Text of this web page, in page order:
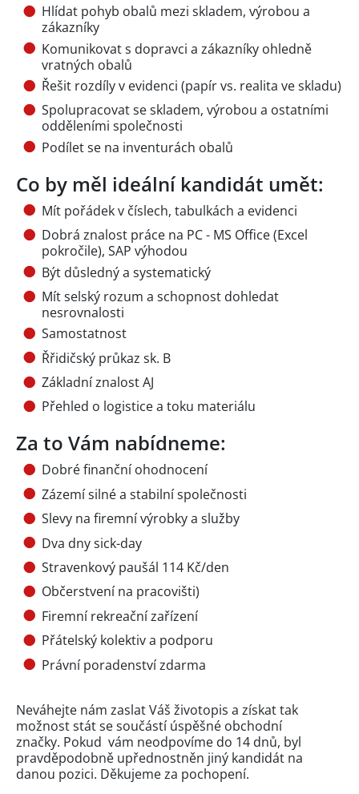
Hlídat pohyb obalů mezi skladem, výrobou a
zákazníky
Komunikovat s dopravci a zákazníky ohledně
vratných obalů
Řešit rozdíly v evidenci (papír vs. realita ve skladu)
Spolupracovat se skladem, výrobou a ostatními
odděleními společnosti
Podílet se na inventurách obalů
Co by měl ideální kandidát umět:
Mít pořádek v číslech, tabulkách a evidenci
Dobrá znalost práce na PC - MS Office (Excel
pokročile), SAP výhodou
Být důsledný a systematický
Mít selský rozum a schopnost dohledat
nesrovnalosti
Samostatnost
Řřidičský průkaz sk. B
Základní znalost AJ
Přehled o logistice a toku materiálu
Za to Vám nabídneme:
Dobré finanční ohodnocení
Zázemí silné a stabilní společnosti
Slevy na firemní výrobky a služby
Dva dny sick-day
Stravenkový paušál 114 Kč/den
Občerstvení na pracovišti)
Firemní rekreační zařízení
Přátelský kolektiv a podporu
Právní poradenství zdarma
Neváhejte nám zaslat Váš životopis a získat tak
možnost stát se součástí úspěšné obchodní
značky. Pokud vám neodpovíme do 14 dnů, byl
pravděpodobně upřednostněn jiný kandidát na
danou pozici. Děkujeme za pochopení.